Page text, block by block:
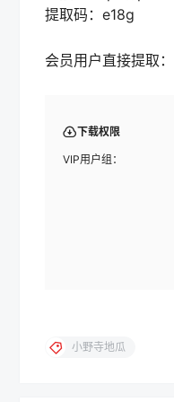
提取码：e18g
会员用户直接提取：
下载权限
VIP用户组：
小野寺地瓜